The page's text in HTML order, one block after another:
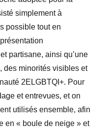
é simplement à
possible tout en
partisane, ainsi qu’une
des minorités visibles et
2ELGBTQI+. Pour
et entrevues, et on
utilisés ensemble, afin
en« boule de neige » et